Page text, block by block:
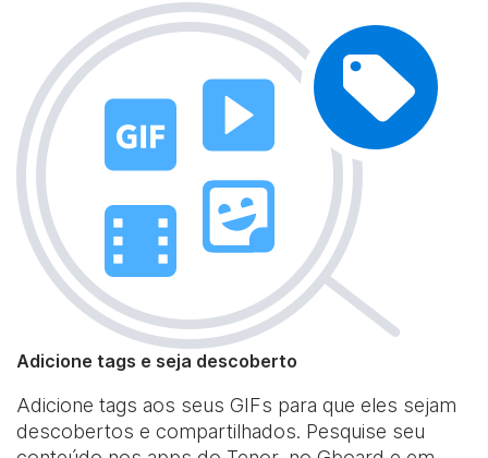
Adicione tags e seja descoberto
Adicione tags aos seus GIFs para que eles sejam
descobertos e compartilhados. Pesquise seu